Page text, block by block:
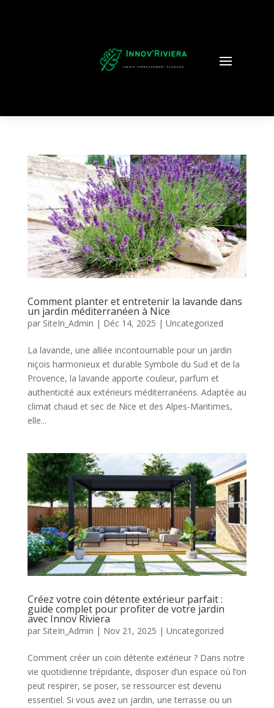
Comment planter et entretenir la lavande dans
un jardin méditerranéen à Nice
par SiteIn_Admin | Déc 14, 2025 | Uncategorized
La lavande, une alliée incontournable pour un jardin
niçois harmonieux et durable Symbole du Sud et de la
Provence, la lavande apporte couleur, parfum et
authenticité aux extérieurs méditerranéens. Adaptée au
climat chaud et sec de Nice et des Alpes-Maritimes,
elle...
Créez votre coin détente extérieur parfait :
guide complet pour profiter de votre jardin
avec Innov Riviera
par SiteIn_Admin | Nov 21, 2025 | Uncategorized
Comment créer un coin détente extérieur ? Dans notre
vie quotidienne trépidante, disposer d’un espace où l’on
peut respirer, se poser, se ressourcer est devenu
essentiel. Si vous avez un jardin, une terrasse ou un